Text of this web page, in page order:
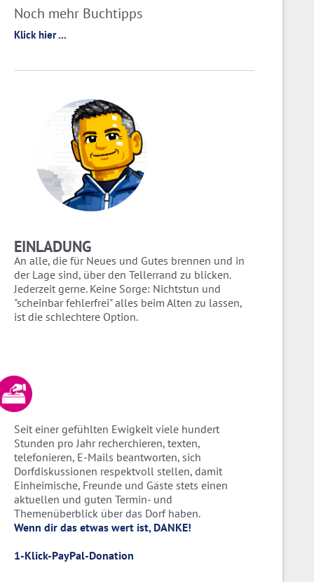
Noch mehr Buchtipps
Klick hier ...
EINLADUNG
An alle, die für Neues und Gutes brennen und in
der Lage sind, über den Tellerrand zu blicken.
Jederzeit gerne. Keine Sorge: Nichtstun und
"scheinbar fehlerfrei" alles beim Alten zu lassen,
ist die schlechtere Option.
Seit einer gefühlten Ewigkeit viele hundert
Stunden pro Jahr recherchieren, texten,
telefonieren, E-Mails beantworten, sich
Dorfdiskussionen respektvoll stellen, damit
Einheimische, Freunde und Gäste stets einen
aktuellen und guten Termin- und
Themenüberblick über das Dorf haben.
Wenn dir das etwas wert ist, DANKE!
1-Klick-PayPal-Donation